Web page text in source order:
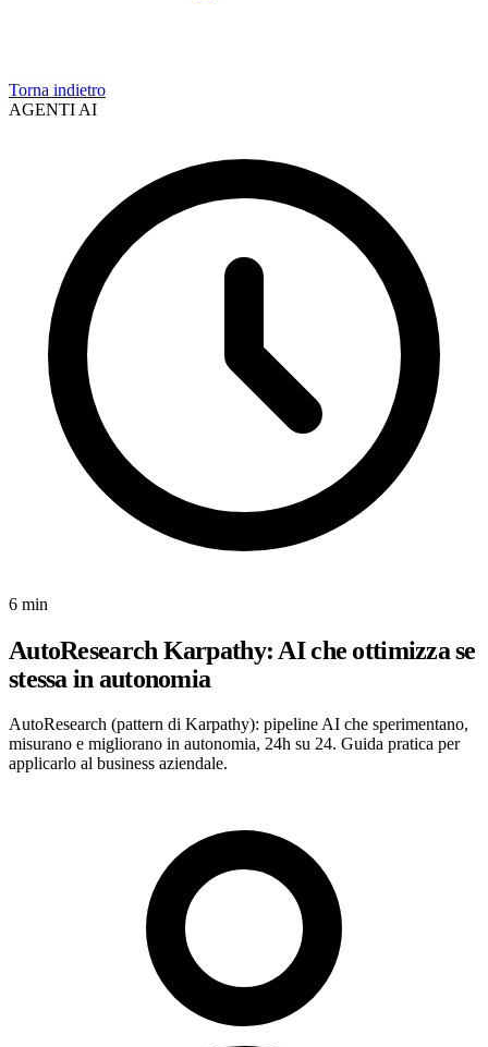
Torna indietro
AGENTI AI
6 min
AutoResearch Karpathy: AI che ottimizza se
stessa in autonomia
AutoResearch (pattern di Karpathy): pipeline AI che sperimentano,
misurano e migliorano in autonomia, 24h su 24. Guida pratica per
applicarlo al business aziendale.